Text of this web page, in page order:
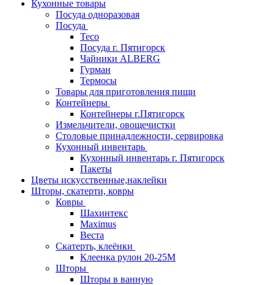
Кухонные товары
Посуда одноразовая
Посуда
Teco
Посуда г. Пятигорск
Чайники ALBERG
Гурман
Термосы
Товары для приготовления пищи
Контейнеры
Контейнеры г.Пятигорск
Измельчители, овощечистки
Столовые принадлежности, сервировка
Кухонный инвентарь
Кухонный инвентарь г. Пятигорск
Пакеты
Цветы искусственные,наклейки
Шторы, скатерти, ковры
Ковры
Шахинтекс
Maximus
Веста
Скатерть, клеёнки
Клеенка рулон 20-25М
Шторы
Шторы в ванную